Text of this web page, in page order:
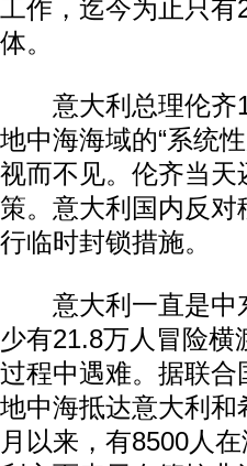
工作，迄今为止只
体。
意大利总理伦齐
地中海海域的“系统
视而不见。伦齐当
策。意大利国内反
行临时封锁措施。
意大利一直是中
少有21.8万人冒险横
过程中遇难。据联
地中海抵达意大利
月以来，有8500人